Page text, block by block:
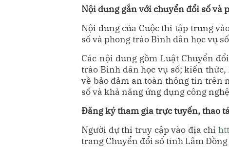
Nội dung gắn với chuyển đổi số và
Nội dung của Cuộc thi tập trung
số và phong trào Bình dân học vụ
Các nội dung gồm Luật Chuyển
trào Bình dân học vụ số; kiến
về bảo đảm an toàn thông tin trên
số và khả năng ứng dụng công
Đăng ký tham gia trực tuyến, thao
Người dự thi truy cập vào địa chỉ
trang Chuyển đổi số tỉnh Lâm